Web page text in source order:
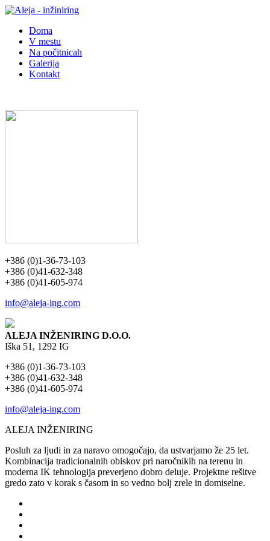
Doma
V mestu
Na počitnicah
Galerija
Kontakt
+386 (0)1-36-73-103
+386 (0)41-632-348
+386 (0)41-605-974
info@aleja-ing.com
ALEJA INŽENIRING D.O.O.
Iška 51, 1292 IG
+386 (0)1-36-73-103
+386 (0)41-632-348
+386 (0)41-605-974
info@aleja-ing.com
ALEJA INŽENIRING
Posluh za ljudi in za naravo omogočajo, da ustvarjamo že 25 let.
Kombinacija tradicionalnih obiskov pri naročnikih na terenu in
moderna IK tehnologija preverjeno dobro deluje. Projektne rešitve
gredo zato v korak s časom in so vedno bolj zrele in domiselne.